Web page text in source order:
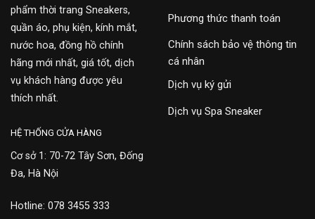
phẩm thời trang Sneakers,
quần áo, phụ kiện, kính mắt,
nước hoa, đồng hồ chính
hãng mới nhất, giá tốt, dịch
vụ khách hàng được yêu
thích nhất.
Phương thức thanh toán
Chính sách bảo vệ thông tin
cá nhân
Dịch vụ ký gửi
Dịch vụ Spa Sneaker
HỆ THỐNG CỬA HÀNG
Cơ sở 1: 70-72 Tây Sơn, Đống
Đa, Hà Nội
Hotline: 078 3455 333